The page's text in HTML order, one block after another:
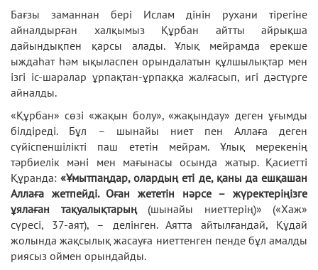
Бағзы заманнан бері Ислам дінін рухани тірегіне
айналдырған халқымыз Құрбан айтты айрықша
дайындықпен қарсы алады. Ұлық мейрамда ерекше
ыждаһат һәм ықыласпен орындалатын құлшылықтар мен
ізгі іс-шаралар ұрпақтан-ұрпаққа жалғасып, игі дәстүрге
айналды.
«Құрбан» сөзі «жақын болу», «жақындау» деген ұғымды
білдіреді. Бұл – шынайы ниет пен Аллаға деген
сүйіспеншілікті паш ететін мейрам. Ұлық мерекенің
тәрбиелік мәні мен мағынасы осында жатыр. Қасиетті
Құранда:«Ұмытпаңдар, олардың еті де, қаны да ешқашан
Аллаға жетпейді. Оған жететін нәрсе – жүректеріңізге
ұялаған тақуалықтарың (шынайы ниеттерің)» («Хаж»
сүресі, 37-аят), – делінген. Аятта айтылғандай, Құдай
жолында жақсылық жасауға ниеттенген пенде бұл амалды
риясыз оймен орындайды.